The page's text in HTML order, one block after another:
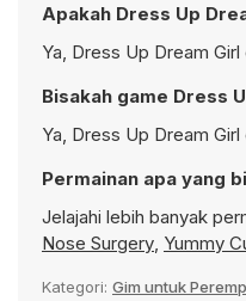
Apakah Dress Up
Ya, Dress Up Dream
Bisakah game Dress
Ya, Dress Up Dream
Permainan apa yang
Jelajahi lebih banyak
Nose Surgery, Yummy
Kategori: Gim untuk